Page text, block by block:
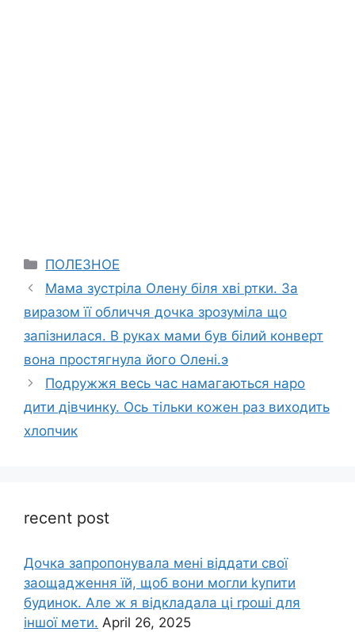
Categories
ПОЛЕЗНОЕ
Мама зустріла Олену біля хві ртки. За
виразом її обличчя дочка зрозуміла що
запізнилася. В руках мами був білий конверт
вона простягнула його Олені.э
Подружжя весь час намагаються наро
дити дівчинку. Ось тільки кожен раз виходить
хлопчик
recent post
Дочка запpопонувала мені віддати свої
заощадження їй, щоб вони могли kупити
будинок. Але ж я відкладала ці rроші для
іншої мети. April 26, 2025